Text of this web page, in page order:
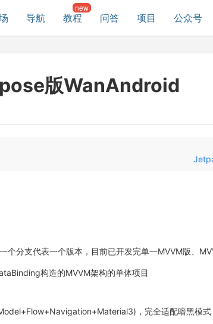
导航 教程 问答 项目 公众号
版WanAndroid
个分支代表一个版本，目前已开发完单一MVVM版、
构造的MVVM架构的单体项目
，完全适配暗黑模式